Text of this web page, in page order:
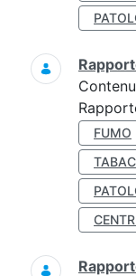
FUMO